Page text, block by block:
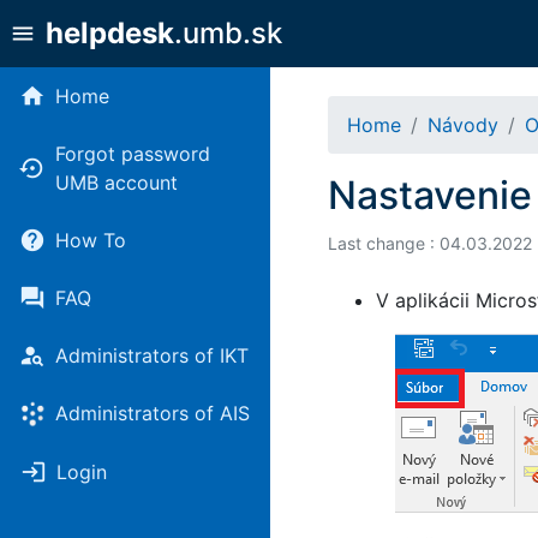
menu helpdesk.umb.sk
home Home
settings_backup_restore
Forgot password
UMB account
help How To
forum FAQ
person_search Administrators of IKT
Administrators of AIS
login Login
Home Návody
Last change : 04.03.2022
V aplikácii